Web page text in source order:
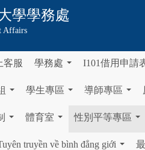
學學務處
Affairs
客服 學務處 I101借用申請
學生專區 導師專區
體育室 性別平等專區
truyền về bình đẳng giới